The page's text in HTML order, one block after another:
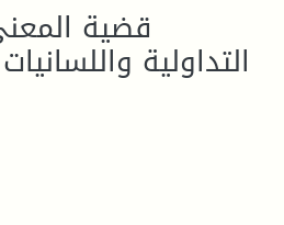
قضية
التداولية